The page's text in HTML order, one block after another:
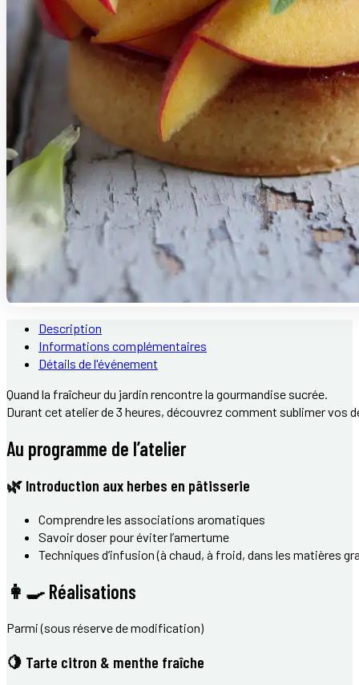
Description
Informations complémentaires
Détails de l'événement
Quand la fraîcheur du jardin rencontre la gourmandise sucrée.
Durant cet atelier de 3 heures, découvrez comment sublimer
Au programme de l’atelier
🌿 Introduction aux herbes en pâtisserie
Comprendre les associations aromatiques
Savoir doser pour éviter l’amertume
Techniques d’infusion (à chaud, à froid, dans les matières
👩‍🍳 Réalisations
Parmi (sous réserve de modification)
🍋 Tarte citron & menthe fraîche